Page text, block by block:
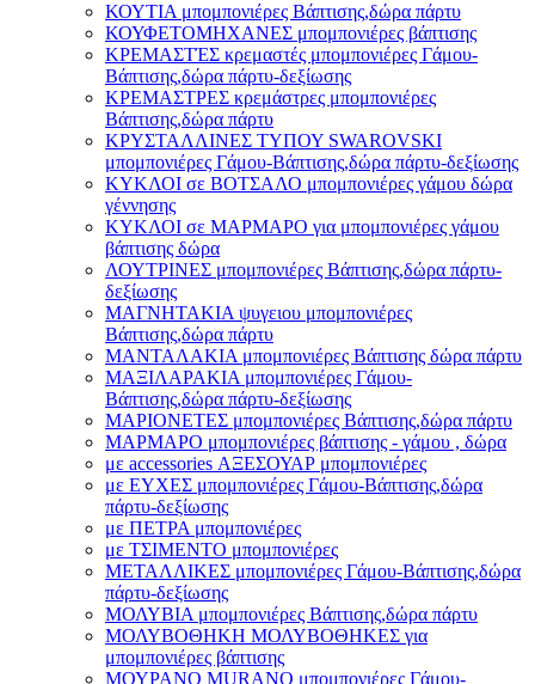
ΚΟΥΤΙΑ μπομπονιέρες Βάπτισης,δώρα πάρτυ
ΚΟΥΦΕΤΟΜΗΧΑΝΕΣ μπομπονιέρες βάπτισης
ΚΡΕΜΑΣΤΈΣ κρεμαστές μπομπονιέρες Γάμου-
Βάπτισης,δώρα πάρτυ-δεξίωσης
ΚΡΕΜΑΣΤΡΕΣ κρεμάστρες μπομπονιέρες
Βάπτισης,δώρα πάρτυ
ΚΡΥΣΤΑΛΛΙΝΕΣ ΤΥΠΟΥ SWAROVSKI
μπομπονιέρες Γάμου-Βάπτισης,δώρα πάρτυ-δεξίωσης
ΚΥΚΛΟΙ σε ΒΟΤΣΑΛΟ μπομπονιέρες γάμου δώρα
γέννησης
ΚΥΚΛΟΙ σε ΜΑΡΜΑΡΟ για μπομπονιέρες γάμου
βάπτισης δώρα
ΛΟΥΤΡΙΝΕΣ μπομπονιέρες Βάπτισης,δώρα πάρτυ-
δεξίωσης
ΜΑΓΝΗΤΑΚΙΑ ψυγειου μπομπονιέρες
Βάπτισης,δώρα πάρτυ
ΜΑΝΤΑΛΑΚΙΑ μπομπονιέρες Βάπτισης δώρα πάρτυ
ΜΑΞΙΛΑΡΑΚΙΑ μπομπονιέρες Γάμου-
Βάπτισης,δώρα πάρτυ-δεξίωσης
ΜΑΡΙΟΝΕΤΕΣ μπομπονιέρες Βάπτισης,δώρα πάρτυ
ΜΑΡΜΑΡΟ μπομπονιέρες βάπτισης - γάμου , δώρα
με accessories ΑΞΕΣΟΥΑΡ μπομπονιέρες
με ΕΥΧΕΣ μπομπονιέρες Γάμου-Βάπτισης,δώρα
πάρτυ-δεξίωσης
με ΠΕΤΡΑ μπομπονιέρες
με ΤΣΙΜΕΝΤΟ μπομπονιέρες
ΜΕΤΑΛΛΙΚΕΣ μπομπονιέρες Γάμου-Βάπτισης,δώρα
πάρτυ-δεξίωσης
ΜΟΛΥΒΙΑ μπομπονιέρες Βάπτισης,δώρα πάρτυ
ΜΟΛΥΒΟΘΗΚΗ ΜΟΛΥΒΟΘΗΚΕΣ για
μπομπονιέρες βάπτισης
ΜΟΥΡΑΝΟ MURANO μπομπονιέρες Γάμου-